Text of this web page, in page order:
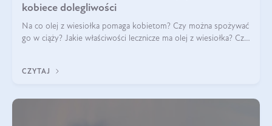
kobiece dolegliwości
Na co olej z wiesiołka pomaga kobietom? Czy można spożywać
go w ciąży? Jakie właściwości lecznicze ma olej z wiesiołka? Czy
CZYTAJ